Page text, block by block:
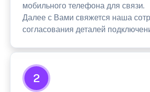
мобильного телефона для связи.
Далее с Вами свяжется наша
согласования деталей
2